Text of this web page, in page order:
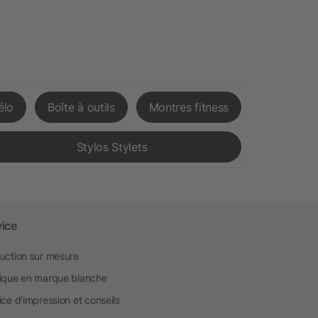
Boîte à outils Montres fitness
Stylos Stylets
sur mesure
en marque blanche
d'impression et conseils